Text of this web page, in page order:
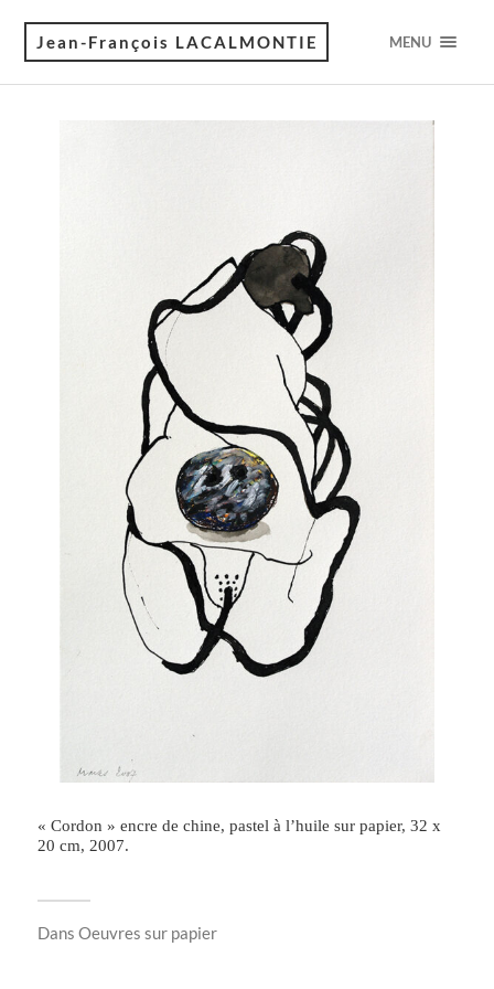
Jean-François LACALMONTIE MENU
« Cordon » encre de chine, pastel à l’huile sur papier, 32 x
20 cm, 2007.
Dans Oeuvres sur papier